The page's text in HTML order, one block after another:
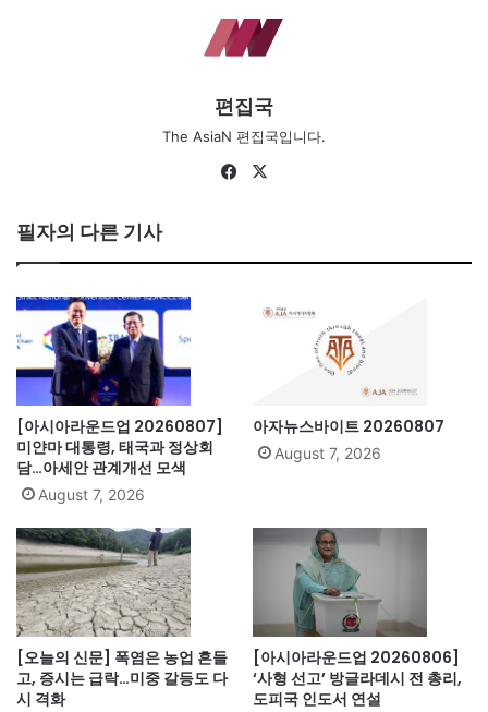
편집국
The AsiaN 편집국입니다.
Fa
필자의 다른 기사
[아시아라운드업 20260807]
미얀마 대통령, 태국과 정상회
담…아세안 관계개선 모색
August 7, 2026
아자뉴스바이트 20260807
August 7, 2026
[오늘의 신문] 폭염은 농업 흔들
고, 증시는 급락…미중 갈등도 다
시 격화
[아시아라운드업 20260806]
‘사형 선고’ 방글라데시 전 총리,
도피국 인도서 연설